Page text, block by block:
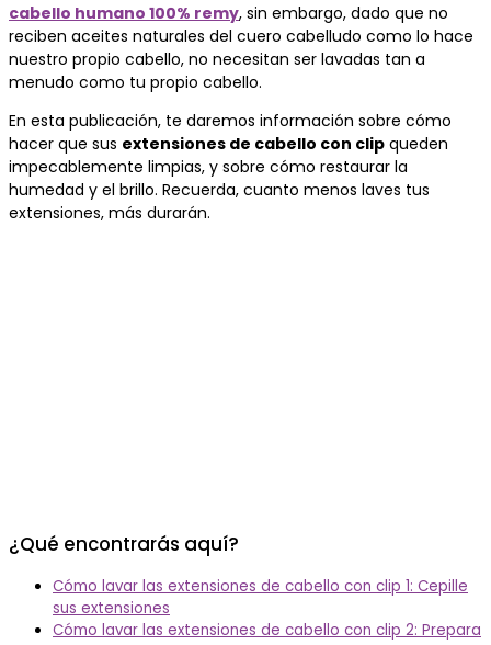
cabello humano 100% remy, sin embargo, dado que no
reciben aceites naturales del cuero cabelludo como lo hace
nuestro propio cabello, no necesitan ser lavadas tan a
menudo como tu propio cabello.
En esta publicación, te daremos información sobre cómo
hacer que sus extensiones de cabello con clip queden
impecablemente limpias, y sobre cómo restaurar la
humedad y el brillo. Recuerda, cuanto menos laves tus
extensiones, más durarán.
¿Qué encontrarás aquí?
Cómo lavar las extensiones de cabello con clip 1: Cepille
sus extensiones
Cómo lavar las extensiones de cabello con clip 2: Prepara